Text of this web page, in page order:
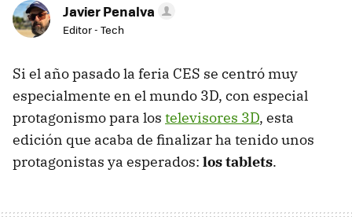
Javier Penalva
Editor - Tech
Si el año pasado la feria CES se centró muy
especialmente en el mundo 3D, con especial
protagonismo para los televisores 3D, esta
edición que acaba de finalizar ha tenido unos
protagonistas ya esperados: los tablets.